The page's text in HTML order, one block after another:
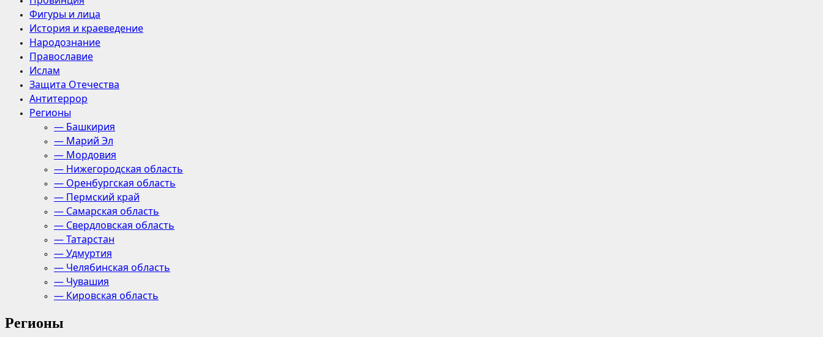
Фигуры и лица
История и краеведение
Народознание
Православие
Ислам
Защита Отечества
Антитеррор
Регионы
— Башкирия
— Марий Эл
— Мордовия
— Нижегородская область
— Оренбургская область
— Пермский край
— Самарская область
— Свердловская область
— Татарстан
— Удмуртия
— Челябинская область
— Чувашия
— Кировская область
Регионы